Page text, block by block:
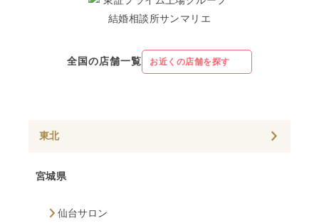
全国の店舗一覧 お近くの店舗を探す
東北
宮城県
仙台サロン